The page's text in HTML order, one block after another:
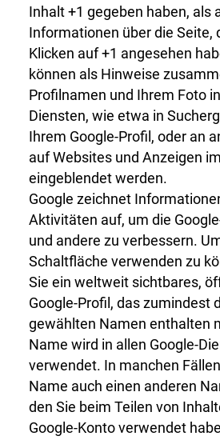
Inhalt +1 gegeben haben, als
Informationen über die Seite,
Klicken auf +1 angesehen
können als Hinweise
Profilnamen und Ihrem Foto
Diensten, wie etwa in
Ihrem Google-Profil, oder an
auf Websites und Anzeigen
eingeblendet werden.
Google zeichnet
Aktivitäten auf, um die
und andere zu verbessern.
Schaltfläche verwenden zu
Sie ein weltweit sichtbares,
Google-Profil, das zumindest
gewählten Namen enthalten
Name wird in allen Google-
verwendet. In manchen
Name auch einen anderen
den Sie beim Teilen von
Google-Konto verwendet